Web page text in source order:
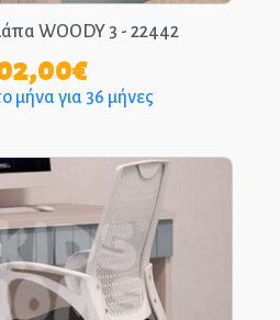
WOODY 3 - 22442
€
μήνα για 36 μήνες